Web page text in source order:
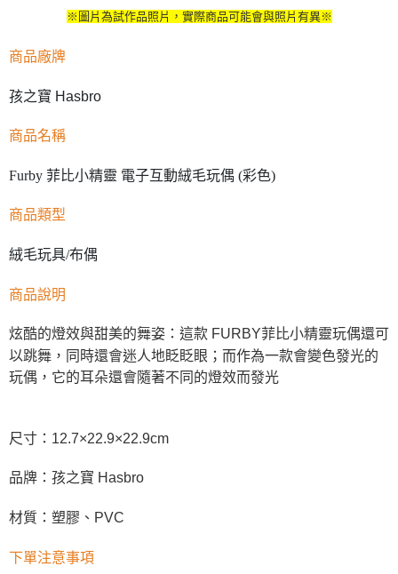
※圖片為試作品照片，實際商品可能會與照片有異※
商品廠牌
孩之寶 Hasbro
商品名稱
Furby 菲比小精靈 電子互動絨毛玩偶 (彩色)
商品類型
絨毛玩具/布偶
商品說明
炫酷的燈效與甜美的舞姿：這款 FURBY菲比小精靈玩偶還可
以跳舞，同時還會迷人地眨眨眼；而作為一款會變色發光的
玩偶，它的耳朵還會隨著不同的燈效而發光
尺寸：12.7×22.9×22.9cm
品牌：孩之寶 Hasbro
材質：塑膠、PVC
下單注意事項